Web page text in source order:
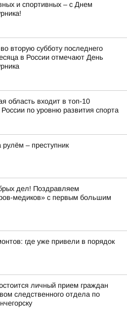
и спортивных – с Днем
вторую субботу последнего
в России отмечают День
область входит в топ-10
России по уровню развития спорта
– преступник
дел! Поздравляем
медиков» с первым большим
где уже привели в порядок
личный прием граждан
следственного отдела по